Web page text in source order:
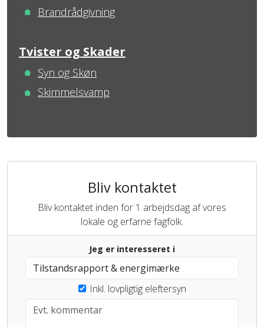
Brandrådgivning
Tvister og Skader
Syn og Skøn
Skimmelsvamp
Bliv kontaktet
Bliv kontaktet inden for 1 arbejdsdag af vores
lokale og erfarne fagfolk.
Jeg er interesseret i
Inkl. lovpligtig eleftersyn
If you